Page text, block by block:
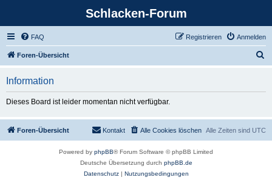
Schlacken-Forum
FAQ Anmelden
Registrieren
Foren-Übersicht
Information
Dieses Board ist leider momentan nicht verfügbar.
Foren-Übersicht Alle Zeiten sind UTC
Alle Cookies löschen
Kontakt
Powered by phpBB® Forum Software © phpBB Limited
Deutsche Übersetzung durch phpBB.de
Datenschutz| Nutzungsbedingungen